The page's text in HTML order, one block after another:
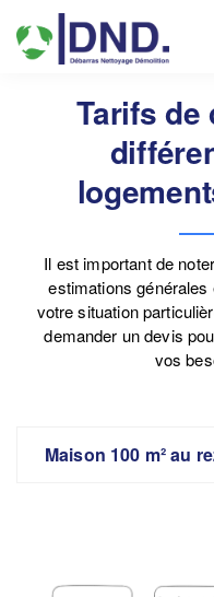
Tarifs de
Il est important de
estimations
votre situation
demander un devis
vos
Maison 100 m² au